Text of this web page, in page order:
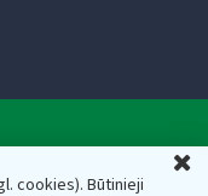
cookies). Būtinieji